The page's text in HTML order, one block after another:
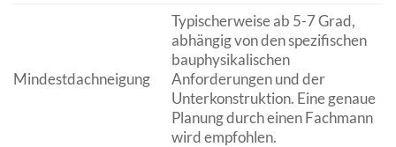
Mindestdachneigung
Typischerweise ab 5-7 Grad,
abhängig von den spezifischen
bauphysikalischen
Anforderungen und der
Unterkonstruktion. Eine genaue
Planung durch einen Fachmann
wird empfohlen.